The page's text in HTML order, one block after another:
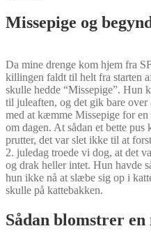
Missepige og
Da mine drenge kom hjem fra
killingen faldt til helt fra starten
skulle hedde “Missepige”. Hun
til juleaften, og det gik bare
med at kæmme Missepige for en
om dagen. At sådan et bette
prutter, det var slet ikke til at
2. juledag troede vi dog, at det
og drak heller intet. Hun havde
hun ikke nå at slæbe sig op i
skulle på kattebakken.
Sådan blomstrer en